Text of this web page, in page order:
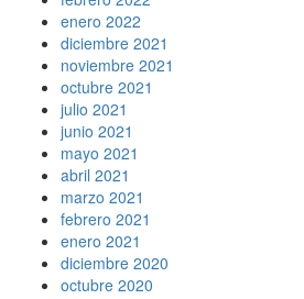
enero 2022
diciembre 2021
noviembre 2021
octubre 2021
julio 2021
junio 2021
mayo 2021
abril 2021
marzo 2021
febrero 2021
enero 2021
diciembre 2020
octubre 2020